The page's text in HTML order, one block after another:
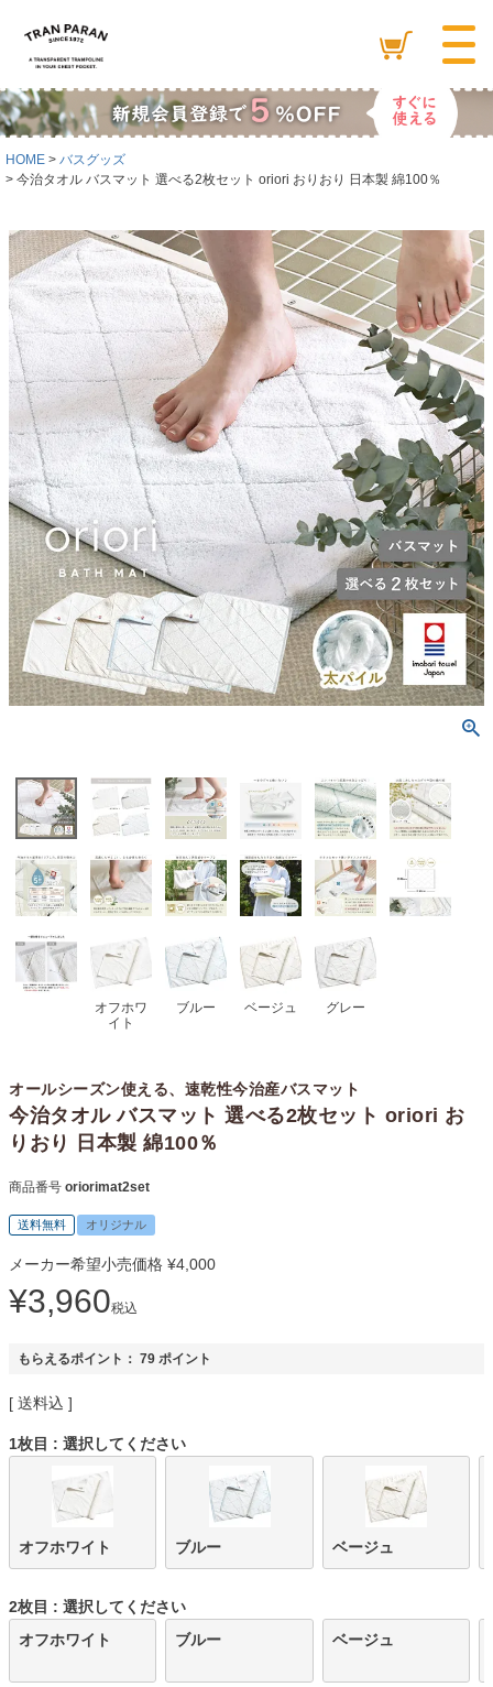
HOME
バスグッズ
今治タオル バスマット 選べる2枚セット oriori おりおり 日本製 綿100％
オフホワ
イト
ブルー ベージュ グレー
オールシーズン使える、速乾性今治産バスマット
今治タオル バスマット 選べる2枚セット oriori お
りおり 日本製 綿100％
商品番号 oriorimat2set
送料無料 オリジナル
メーカー希望小売価格 ¥4,000
¥3,960税込
もらえるポイント： 79 ポイント
送料込
1枚目 選択してください
オフホワイト ブルー ベージュ
2枚目
選択してください
オフホワイト
ブルー ベージュ